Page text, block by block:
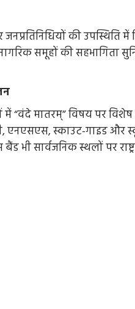
की उपस्थिति में
समूहों की सहभागिता
“वंदे मातरम्” विषय पर विशेष
एनएसएस, स्काउट-गाइड
भी सार्वजनिक स्थलों पर